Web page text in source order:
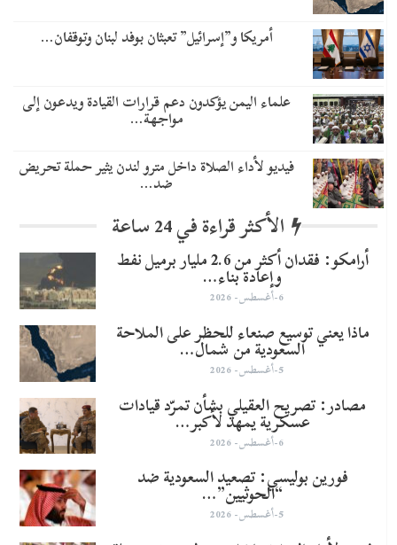
أمريكا و”إسرائيل” تعبثان بوفد لبنان وتوقفان…
علماء اليمن يؤكدون دعم قرارات القيادة ويدعون إلى
مواجهة…
فيديو لأداء الصلاة داخل مترو لندن يثير حملة تحريض
ضد…
الأكثر قراءة في 24 ساعة
أرامكو: فقدان أكثر من 2.6 مليار برميل نفط
وإعادة بناء…
6-أغسطس- 2026
ماذا يعني توسيع صنعاء للحظر على الملاحة
السعودية من شمال…
5-أغسطس- 2026
مصادر: تصريح العقيلي بشأن تمرّد قيادات
عسكرية يمهد لأكبر…
6-أغسطس- 2026
​فورين بوليسي: تصعيد السعودية ضد
“الحوثيين”…
5-أغسطس- 2026